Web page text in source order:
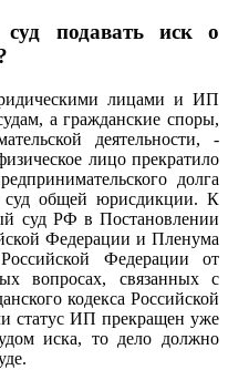
подавать иск о
лицами и ИП
а гражданские споры,
деятельности, -
лицо прекратило
долга
суд общей юрисдикции. К
суд РФ в Постановлении
Федерации и Пленума
Федерации от
вопросах, связанных с
кодекса Российской
статус ИП прекращен уже
иска, то дело должно